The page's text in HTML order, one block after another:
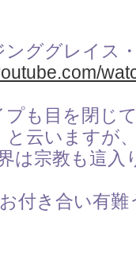
ンググレイス
も目を閉じ
と云いますが
は宗教も這入
付き合い有